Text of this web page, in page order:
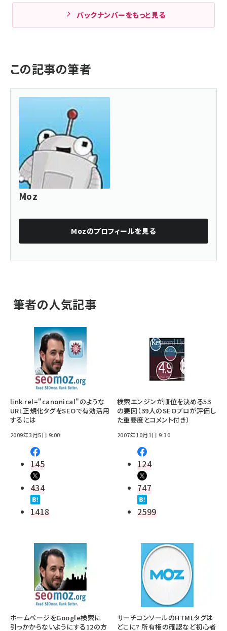
バックナンバーをもっと見る
この記事の筆者
Moz
Mozのプロフィールを見る
筆者の人気記事
link rel="canonical"のような
URL正規化タグをSEOで有効活用
するには
2009年3月5日 9:00
145
434
1418
検索エンジンが順位を決める53
の要因（39人のSEOプロが評価し
た重要度とコメント付き）
2007年10月1日 9:30
124
747
2599
ホームページをGoogle検索に
引っかからないようにする12の方
サーチコンソールのHTMLタグは
どこに? 所有権の確認など初心者